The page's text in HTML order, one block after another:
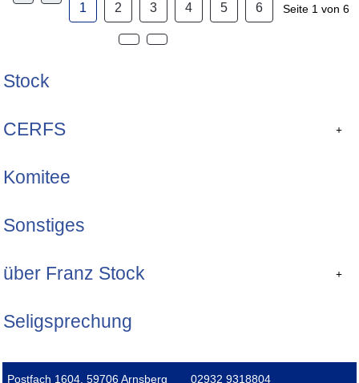
Seite 1 von 6
1 2 3 4 5 6
Stock
CERFS
Komitee
Sonstiges
über Franz Stock
Seligsprechung
Postfach 1604, 59706 Arnsberg 02932 9318804